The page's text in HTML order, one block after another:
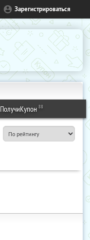
Зарегистрироваться
ПолучиКупон 88